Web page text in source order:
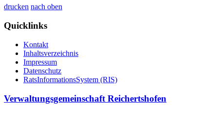
drucken nach oben
Quicklinks
Kontakt
Inhaltsverzeichnis
Impressum
Datenschutz
RatsInformationsSystem (RIS)
Verwaltungsgemeinschaft Reichertshofen